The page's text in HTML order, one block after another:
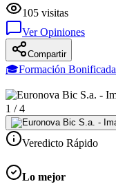
105 visitas
Ver Opiniones
Compartir
🎓Formación Bonificada
1 /4
Veredicto Rápido
Lo mejor